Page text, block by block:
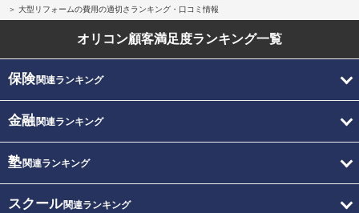
大型リフォームの費用の適切さランキング・口コミ情報
オリコン顧客満足度ランキング一覧
保険関連ランキング
金融関連ランキング
塾関連ランキング
スクール関連ランキング